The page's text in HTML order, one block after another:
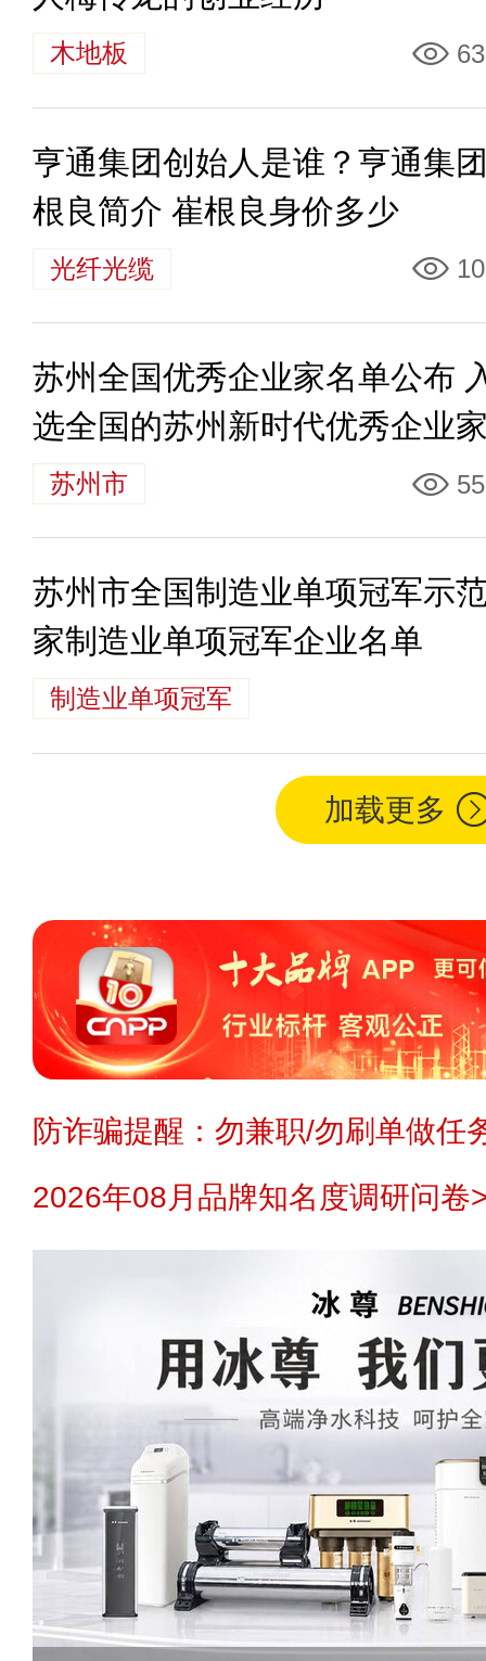
木地板
亨通集团创始人是谁？亨通集
根良简介 崔根良身价多少
光纤光缆
苏州全国优秀企业家名单公布
选全国的苏州新时代优秀企业
苏州市
苏州市全国制造业单项冠军示
家制造业单项冠军企业名单
制造业单项冠军
加载更多
防诈骗提醒：勿兼职/勿刷单做任
2026年08月品牌知名度调研问卷